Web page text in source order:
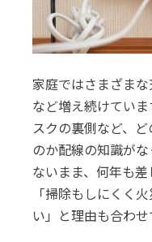
家庭ではさまざま
など増え続けてい
スクの裏側など、
のか配線の知識が
ないまま、何年も差
「掃除もしにくく
い」と理由も合わせ